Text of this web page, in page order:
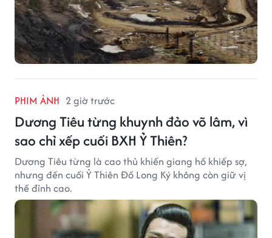
PHIM ẢNH 2 giờ trước
Dương Tiêu từng khuynh đảo võ lâm, vì
sao chỉ xếp cuối BXH Ỷ Thiên?
Dương Tiêu từng là cao thủ khiến giang hồ khiếp sợ,
nhưng đến cuối Ỷ Thiên Đồ Long Ký không còn giữ vị
thế đỉnh cao.